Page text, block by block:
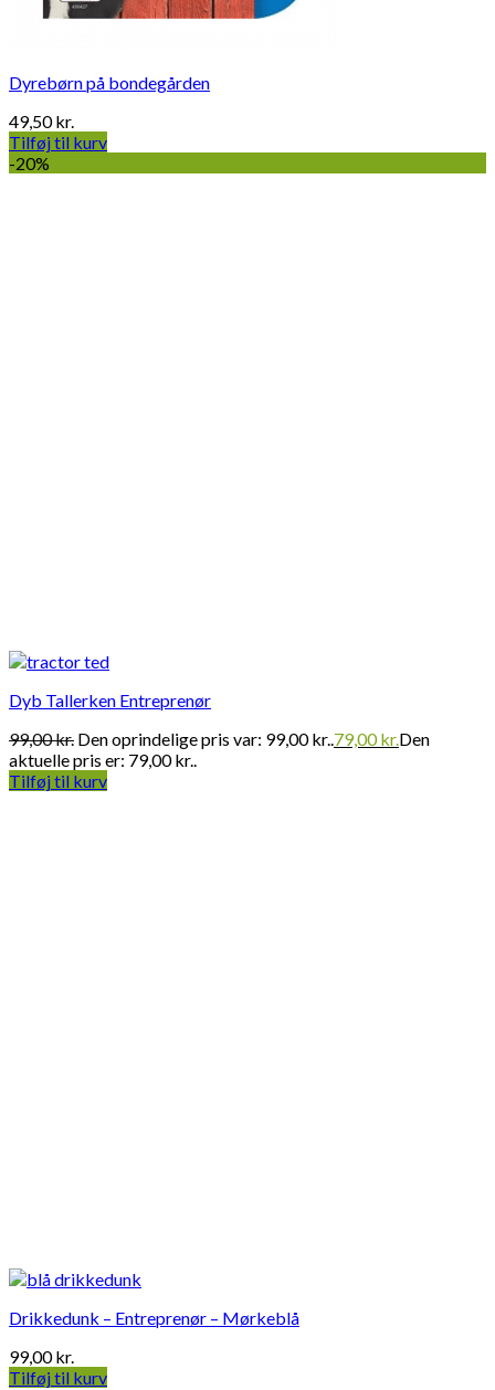
Dyrebørn på bondegården
49,50kr.
Tilføj til kurv
-20%
Dyb Tallerken Entreprenør
99,00kr. Den oprindelige pris var: 99,00 kr..79,00kr.Den
aktuelle pris er: 79,00 kr..
Tilføj til kurv
Drikkedunk – Entreprenør – Mørkeblå
99,00kr.
Tilføj til kurv